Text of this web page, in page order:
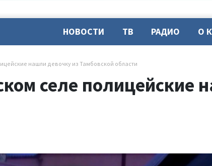
НОВОСТИ ТВ РАДИО О
нашли девочку из Тамбовской области
селе полицейские